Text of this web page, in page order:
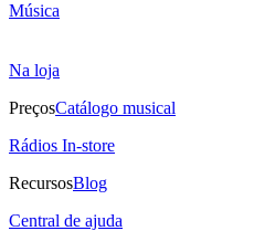
Música
Na loja
PreçosCatálogo musical
Rádios In-store
RecursosBlog
Central de ajuda